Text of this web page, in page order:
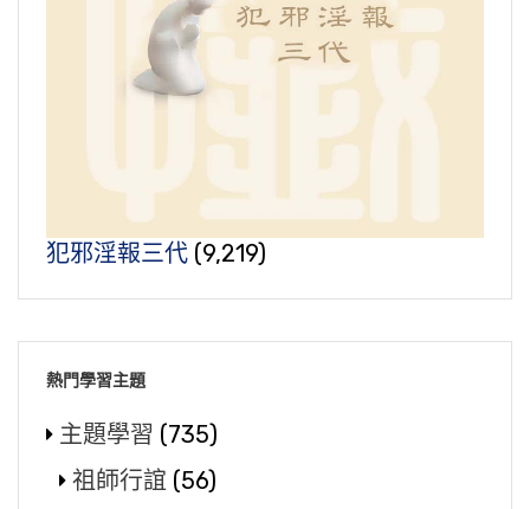
犯邪淫報三代 (9,219)
熱門學習主題
主題學習 (735)
祖師行誼 (56)